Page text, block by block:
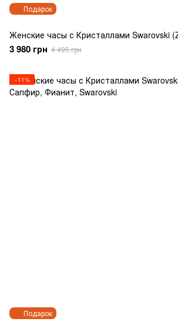
Подарок
Женские часы с Кристаллами Swarovski
3 980 грн 4 495 грн
Подарок
−11%